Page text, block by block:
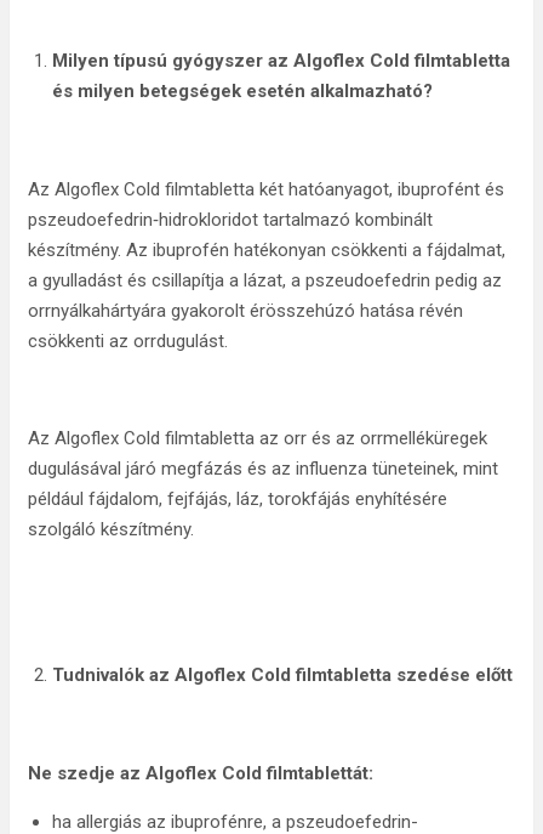
Milyen típusú gyógyszer az Algoflex Cold filmtabletta
és milyen betegségek esetén alkalmazható?
Az Algoflex Cold filmtabletta két hatóanyagot, ibuprofént és
pszeudoefedrin‑hidrokloridot tartalmazó kombinált
készítmény. Az ibuprofén hatékonyan csökkenti a fájdalmat,
a gyulladást és csillapítja a lázat, a pszeudoefedrin pedig az
orrnyálkahártyára gyakorolt érösszehúzó hatása révén
csökkenti az orrdugulást.
Az Algoflex Cold filmtabletta az orr és az orrmelléküregek
dugulásával járó megfázás és az influenza tüneteinek, mint
például fájdalom, fejfájás, láz, torokfájás enyhítésére
szolgáló készítmény.
Tudnivalók az Algoflex Cold filmtabletta szedése előtt
Ne szedje az Algoflex Cold filmtablettát:
ha allergiás az ibuprofénre, a pszeudoefedrin-